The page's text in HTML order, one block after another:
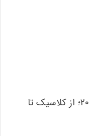
راهنمای انواع بازی‌های اسلات ۲۰۲۶؛ از کلاسیک تا